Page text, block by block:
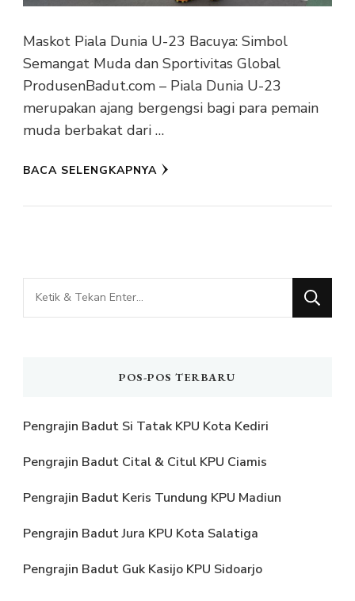
Maskot Piala Dunia U-23 Bacuya: Simbol
Semangat Muda dan Sportivitas Global
ProdusenBadut.com – Piala Dunia U-23
merupakan ajang bergengsi bagi para pemain
muda berbakat dari …
BACA SELENGKAPNYA
Mencari
Sesuatu?
POS-POS TERBARU
Pengrajin Badut Si Tatak KPU Kota Kediri
Pengrajin Badut Cital & Citul KPU Ciamis
Pengrajin Badut Keris Tundung KPU Madiun
Pengrajin Badut Jura KPU Kota Salatiga
Pengrajin Badut Guk Kasijo KPU Sidoarjo